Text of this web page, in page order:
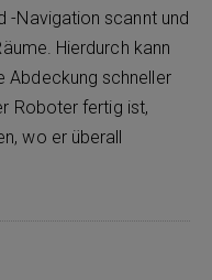
-Navigation scannt und
Hierdurch kann
Abdeckung schneller
Roboter fertig ist,
wo er überall